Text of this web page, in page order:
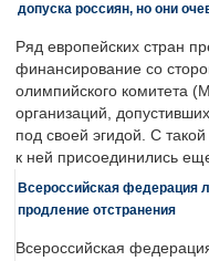
допуска россиян, но они
Ряд европейских стран
финансирование со
олимпийского комитета
организаций,
под своей эгидой. С
к ней присоединились
Всероссийская федерация
продление отстранения
Всероссийская